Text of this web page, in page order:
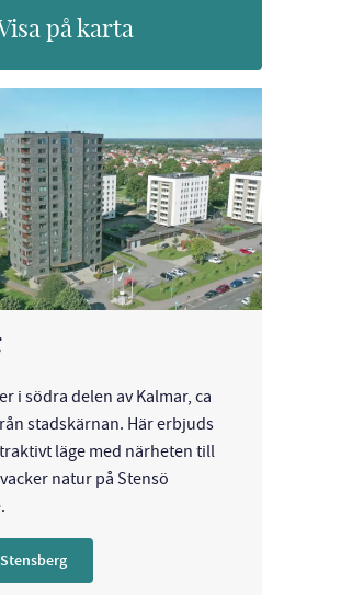
på karta
i södra delen av Kalmar, ca
stadskärnan. Här erbjuds
läge med närheten till
natur på Stensö